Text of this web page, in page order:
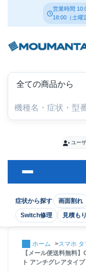
営業時間
18:00（土曜
症状から探す 画面割れ
Switch修理
見積も
ユー
ホーム スマホ
【メール便送料無料
ト アンチグレアタイプ